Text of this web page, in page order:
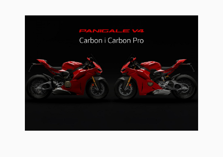
MULTISTRADA
NOWOŚĆ
STREETFIGHTER
MULTISTRADA
V4 PIKES PEAK
NOWOŚĆV4 RS
V4 S
NOWOŚĆ V4 R
KONFIGURATOR
ZNAJDŹ DEALERA
JAZDA TESTOWA